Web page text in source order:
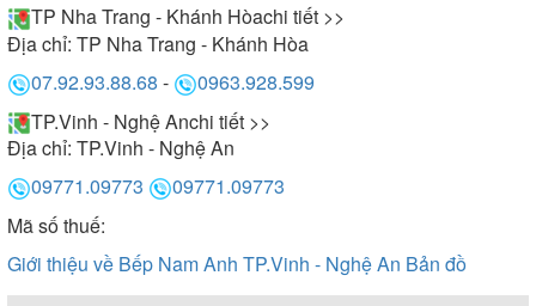
TP Nha Trang - Khánh Hòachi tiết >>
Địa chỉ: TP Nha Trang - Khánh Hòa
07.92.93.88.68 -
0963.928.599
TP.Vinh - Nghệ Anchi tiết >>
Địa chỉ: TP.Vinh - Nghệ An
09771.09773
09771.09773
Mã số thuế:
Giới thiệu về Bếp Nam Anh TP.Vinh - Nghệ An Bản đồ